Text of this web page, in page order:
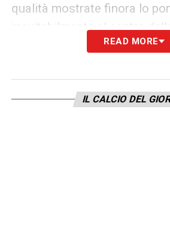
qualità mostrate finora lo
inevitabilmente al centro
mercato, con la finestra
Serie A con la maglia
READ MORE
IL CALCIO DEL